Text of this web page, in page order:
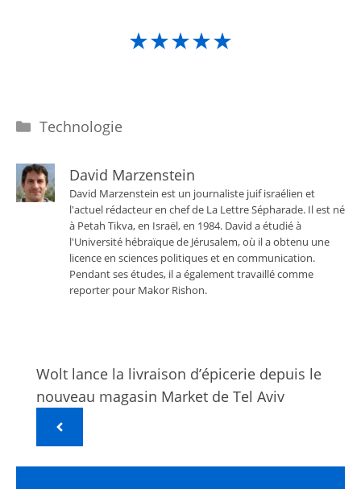
★★★★★
Catégories
Technologie
David Marzenstein
David Marzenstein est un journaliste juif israélien et
l'actuel rédacteur en chef de La Lettre Sépharade. Il est né
à Petah Tikva, en Israël, en 1984. David a étudié à
l'Université hébraïque de Jérusalem, où il a obtenu une
licence en sciences politiques et en communication.
Pendant ses études, il a également travaillé comme
reporter pour Makor Rishon.
Wolt lance la livraison d’épicerie depuis le
nouveau magasin Market de Tel Aviv